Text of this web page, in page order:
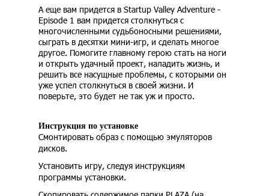
А еще вам придется в Startup Valley Adventure -
Episode 1 вам придется столкнуться с
многочисленными судьбоносными решениями,
сыграть в десятки мини-игр, и сделать многое
другое. Помогите главному герою стать на ноги
и открыть удачный проект, наладить жизнь, и
решить все насущные проблемы, с которыми он
уже успел столкнуться в своей жизни. И
поверьте, это будет не так уж и просто.
Инструкция по установке
Смонтировать образ с помощью эмуляторов
дисков.
Установить игру, следуя инструкциям
программы установки.